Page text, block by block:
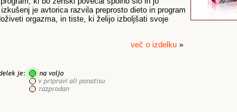
je avtorica razvila preprosto dieto in program
orgazma, in tiste, ki želijo izboljšati svoje
več o izdelku »